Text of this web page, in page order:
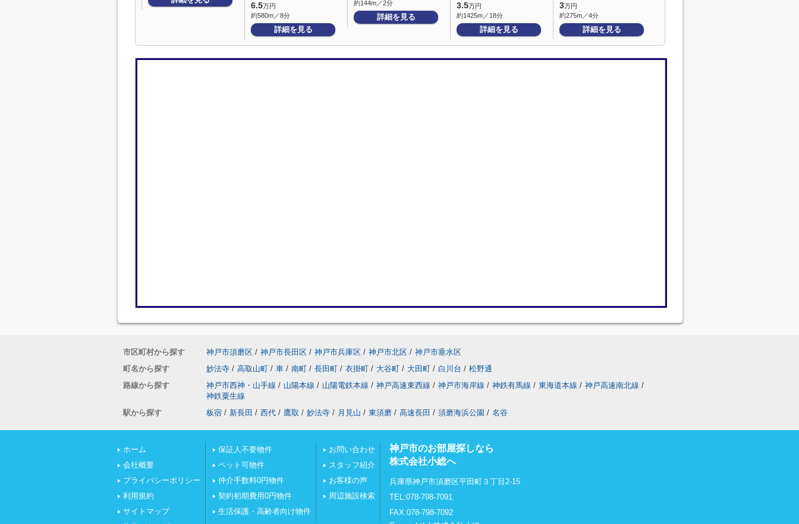
6.5万円
約580m／8分
詳細を見る
約144m／2分
詳細を見る
3.5万円
約1425m／18分
詳細を見る
3万円
約275m／4分
詳細を見る
市区町村から探す 神戸市須磨区 / 神戸市長田区 / 神戸市兵庫区 / 神戸市北区 / 神戸市垂水区
町名から探す
妙法寺 / 高取山町 / 車 / 南町 / 長田町 / 衣掛町 / 大谷町 / 大田町 / 白川台 / 松野通
路線から探す
神戸市西神・山手線 / 山陽本線 / 山陽電鉄本線 / 神戸高速東西線 / 神戸市海岸線 / 神鉄有馬線 / 東海道本線 / 神戸高速南北線 /
神鉄粟生線
駅から探す
板宿 / 新長田 / 西代 / 鷹取 / 妙法寺 / 月見山 / 東須磨 / 高速長田 / 須磨海浜公園 / 名谷
ホーム
会社概要
プライバシーポリシー
利用規約
サイトマップ
保証人不要物件
ペット可物件
仲介手数料0円物件
契約初期費用0円物件
生活保護・高齢者向け物件
お問い合わせ
スタッフ紹介
お客様の声
周辺施設検索
神戸市のお部屋探しなら
株式会社小総へ
兵庫県神戸市須磨区平田町３丁目2-15
TEL:078-798-7091
FAX:078-798-7092